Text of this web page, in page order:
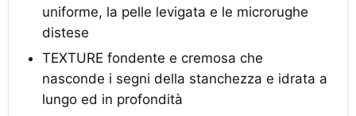
uniforme, la pelle levigata e le microrughe
distese
TEXTURE fondente e cremosa che
nasconde i segni della stanchezza e idrata a
lungo ed in profondità